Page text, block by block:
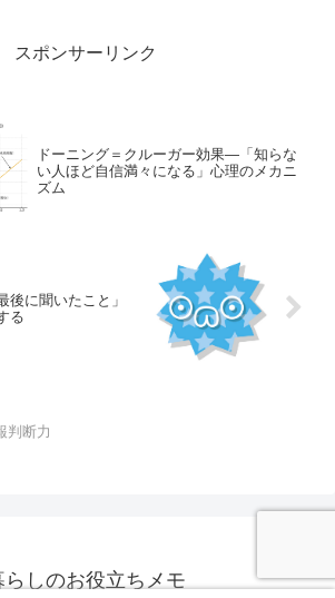
スポンサーリンク
ドーニング＝クルーガー効果―「知らな
い人ほど自信満々になる」心理のメカニ
ズム
に聞いたこと」
る
判断力
らしのお役立ちメモ